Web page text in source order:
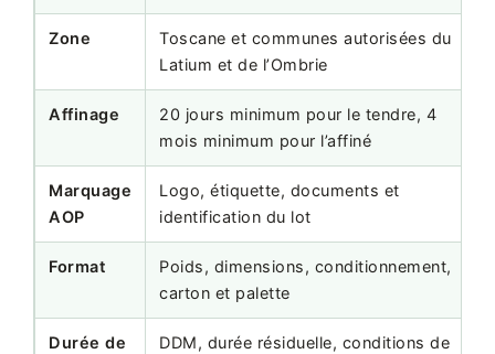
Zone
Toscane et communes autorisées du
Latium et de l’Ombrie
Affinage
20 jours minimum pour le tendre, 4
mois minimum pour l’affiné
Marquage
AOP
Logo, étiquette, documents et
identification du lot
Format
Poids, dimensions, conditionnement,
carton et palette
Durée de
DDM, durée résiduelle, conditions de